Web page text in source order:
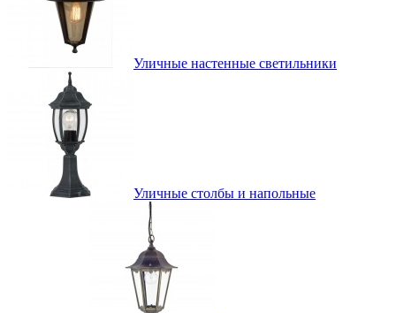
Уличные настенные светильники
Уличные столбы и напольные